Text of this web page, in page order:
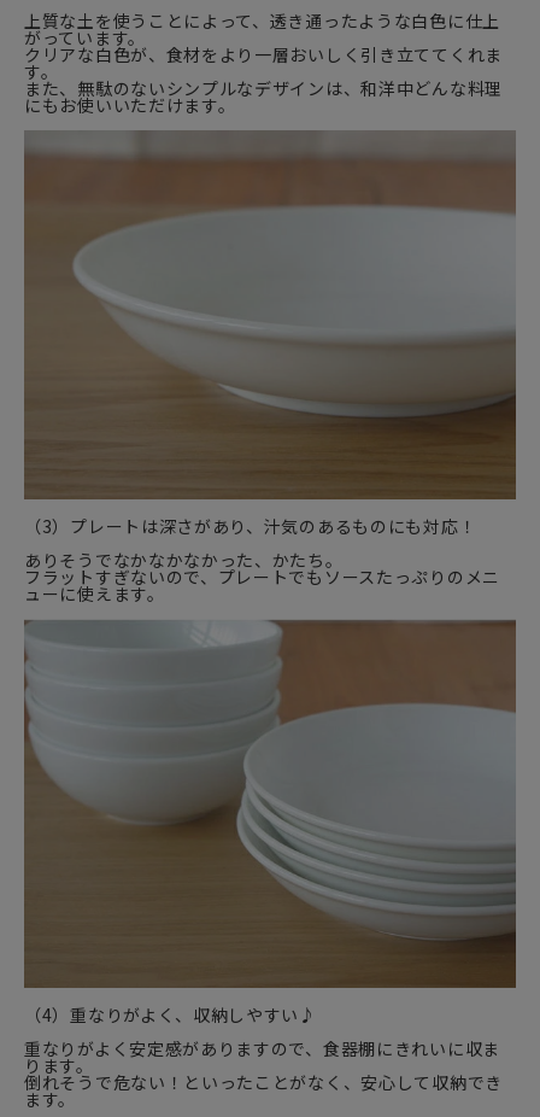
上質な土を使うことによって、透き通ったような白色に仕上
がっています。
クリアな白色が、食材をより一層おいしく引き立ててくれま
す。
また、無駄のないシンプルなデザインは、和洋中どんな料理
にもお使いいただけます。
（3）プレートは深さがあり、汁気のあるものにも対応！
ありそうでなかなかなかった、かたち。
フラットすぎないので、プレートでもソースたっぷりのメニ
ューに使えます。
（4）重なりがよく、収納しやすい♪
重なりがよく安定感がありますので、食器棚にきれいに収ま
ります。
倒れそうで危ない！といったことがなく、安心して収納でき
ます。